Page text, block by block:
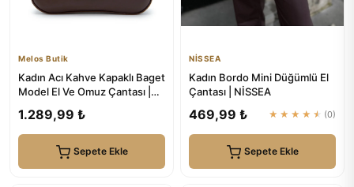
Melos Butik
Kadın Acı Kahve Kapaklı Baget
Model El Ve Omuz Çantası |
1.289,99 ₺
Sepete Ekle
NİSSEA
Kadın Bordo Mini Düğümlü El
Çantası | NİSSEA
469,99 ₺ ★★★★★ (0)
Sepete Ekle